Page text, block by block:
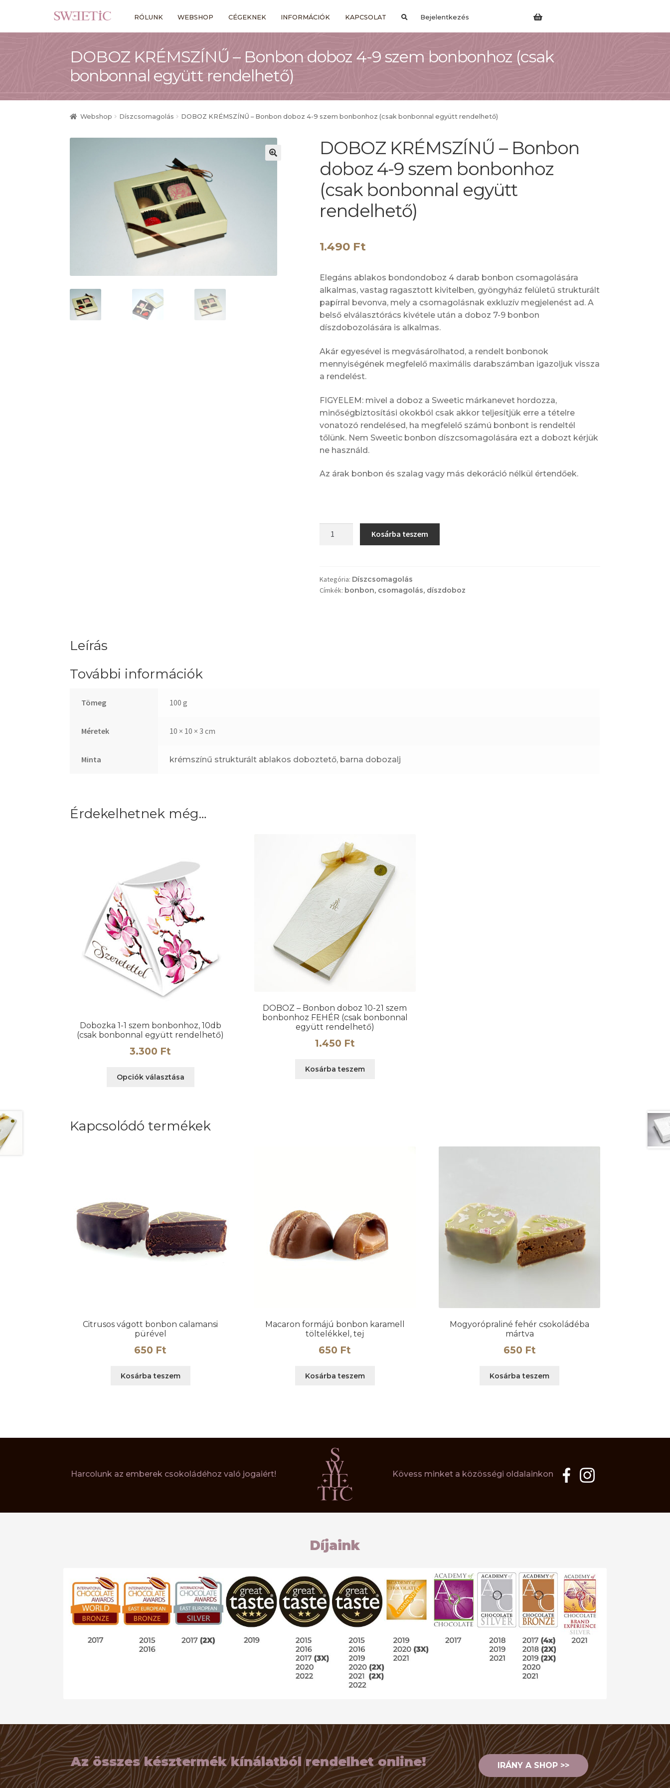
a
navigációhoz
a
tartalomba
RÓLUNK WEBSHOP CÉGEKNEK INFORMÁCIÓK KAPCSOLAT Bejelentkezés
DOBOZ KRÉMSZÍNŰ – Bonbon doboz 4-9 szem bonbonhoz (csak
bonbonnal együtt rendelhető)
Webshop Díszcsomagolás DOBOZ KRÉMSZÍNŰ – Bonbon doboz 4-9 szem bonbonhoz (csak bonbonnal együtt rendelhető)
DOBOZ KRÉMSZÍNŰ – Bonbon
doboz 4-9 szem bonbonhoz
(csak bonbonnal együtt
rendelhető)
1.490 Ft
Elegáns ablakos bondondoboz 4 darab bonbon csomagolására
alkalmas, vastag ragasztott kivitelben, gyöngyház felületű strukturált
papírral bevonva, mely a csomagolásnak exkluzív megjelenést ad. A
belső elválasztórács kivétele után a doboz 7-9 bonbon
díszdobozolására is alkalmas.
Akár egyesével is megvásárolhatod, a rendelt bonbonok
mennyiségének megfelelő maximális darabszámban igazoljuk vissza
a rendelést.
FIGYELEM: mivel a doboz a Sweetic márkanevet hordozza,
minőségbiztosítási okokból csak akkor teljesítjük erre a tételre
vonatozó rendelésed, ha megfelelő számú bonbont is rendeltél
tőlünk. Nem Sweetic bonbon díszcsomagolására ezt a dobozt kérjük
ne használd.
Az árak bonbon és szalag vagy más dekoráció nélkül értendőek.
doboz
4-
Kosárba teszem
Kategória: Díszcsomagolás
Címkék: bonbon, csomagolás, díszdoboz
Leírás
További információk
Tömeg 100 g
Méretek 10 × 10 × 3 cm
Minta krémszínű strukturált ablakos doboztető, barna dobozalj
Érdekelhetnek még…
Dobozka 1-1 szem bonbonhoz, 10db
(csak bonbonnal együtt rendelhető)
3.300 Ft
Opciók választása
van.
DOBOZ – Bonbon doboz 10-21 szem
bonbonhoz FEHÉR (csak bonbonnal
együtt rendelhető)
1.450 Ft
Kosárba teszem
Kapcsolódó termékek
Citrusos vágott bonbon calamansi
pürével
650 Ft
Kosárba teszem
Macaron formájú bonbon karamell
töltelékkel, tej
650 Ft
Kosárba teszem
Mogyorópraliné fehér csokoládéba
mártva
650 Ft
Kosárba teszem
Harcolunk az emberek csokoládéhoz való jogaiért! Kövess minket a közösségi oldalainkon
Díjaink
Az összes késztermék kínálatból rendelhet online! IRÁNY A SHOP >>